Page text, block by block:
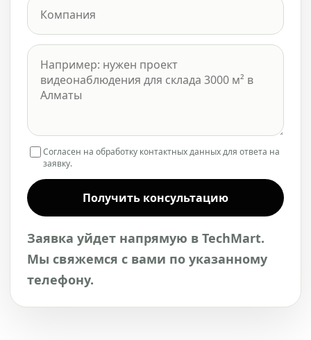
Согласен на обработку контактных данных для ответа на
заявку.
Получить консультацию
Заявка уйдет напрямую в TechMart.
Мы свяжемся с вами по указанному
телефону.